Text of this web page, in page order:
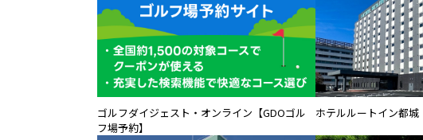
ゴルフダイジェスト・オンライン【GDOゴル
フ場予約】
ホテルルートイン都城